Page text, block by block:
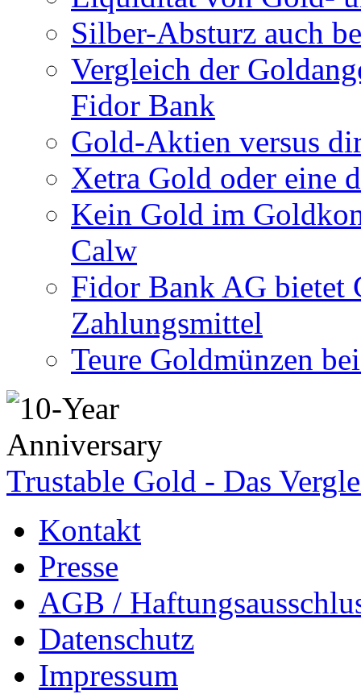
Silber-Absturz auch
Vergleich der
Fidor Bank
Gold-Aktien versus
Xetra Gold oder eine
Kein Gold im
Calw
Fidor Bank AG bietet
Zahlungsmittel
Teure Goldmünzen
Trustable Gold - Das
Kontakt
Presse
AGB /
Datenschutz
Impressum